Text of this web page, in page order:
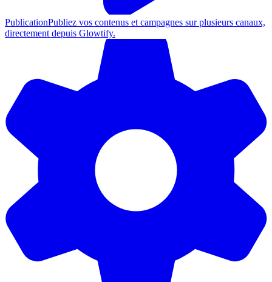
PublicationPubliez vos contenus et campagnes sur plusieurs canaux,
directement depuis Glowtify.